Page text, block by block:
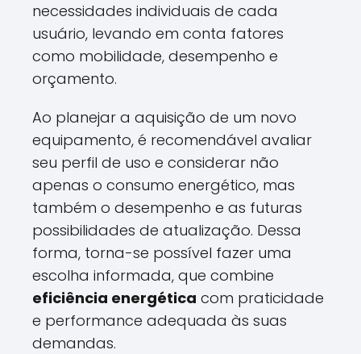
necessidades individuais de cada
usuário, levando em conta fatores
como mobilidade, desempenho e
orçamento.
Ao planejar a aquisição de um novo
equipamento, é recomendável avaliar
seu perfil de uso e considerar não
apenas o consumo energético, mas
também o desempenho e as futuras
possibilidades de atualização. Dessa
forma, torna-se possível fazer uma
escolha informada, que combine
eficiência energética com praticidade
e performance adequada às suas
demandas.